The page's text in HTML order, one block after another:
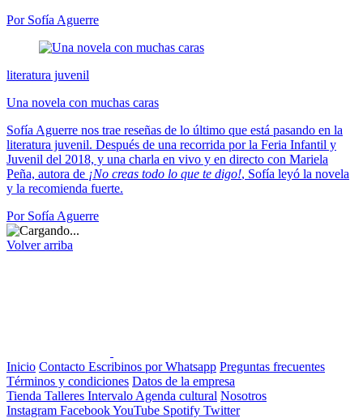
Por Sofía Aguerre
literatura juvenil
Una novela con muchas caras
Sofía Aguerre nos trae reseñas de lo último que está pasando en la
literatura juvenil. Después de una recorrida por la Feria Infantil y
Juvenil del 2018, y una charla en vivo y en directo con Mariela
Peña, autora de ¡No creas todo lo que te digo!, Sofía leyó la novela
y la recomienda fuerte.
Por Sofía Aguerre
Volver arriba
Inicio Contacto Escribinos por Whatsapp Preguntas frecuentes
Términos y condiciones Datos de la empresa
Tienda Talleres Intervalo Agenda cultural Nosotros
Instagram FacebookYouTube Spotify Twitter